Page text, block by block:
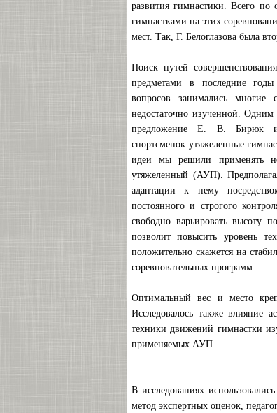
развития гимнастики. Всего по
гимнастками на этих
мест. Так, Г. Белоглазова была
Поиск путей
предметами в последние
вопросов занимались многие
недостаточно изученной.
предложение Е. В. Бирюк
спортсменок утяжеленные
идеи мы решили применять
утяжеленный (АУП).
адаптации к нему
постоянного и строгого
свободно варьировать высоту
позволит повысить уровень
положительно скажется на
соревновательных программ.
Оптимальный вес и место
Исследовалось также влияние
техники движений гимнастки
применяемых АУП.
В исследованиях
метод экспертных оценок,